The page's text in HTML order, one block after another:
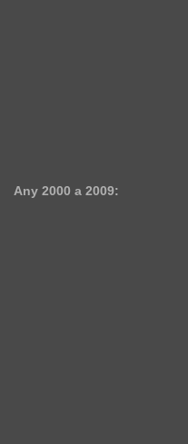
Any 2000 a 2009: